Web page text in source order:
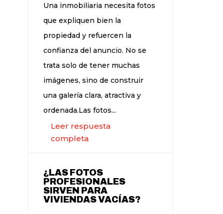
Una inmobiliaria necesita fotos
que expliquen bien la
propiedad y refuercen la
confianza del anuncio. No se
trata solo de tener muchas
imágenes, sino de construir
una galería clara, atractiva y
ordenada.Las fotos...
Leer respuesta
completa
¿LAS FOTOS
PROFESIONALES
SIRVEN PARA
VIVIENDAS VACÍAS?